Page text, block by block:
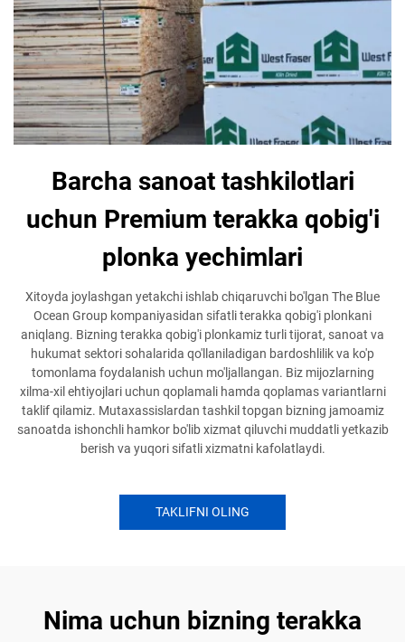
Barcha sanoat tashkilotlari
uchun Premium terakka qobig'i
plonka yechimlari
Xitoyda joylashgan yetakchi ishlab chiqaruvchi bo'lgan The Blue
Ocean Group kompaniyasidan sifatli terakka qobig'i plonkani
aniqlang. Bizning terakka qobig'i plonkamiz turli tijorat, sanoat va
hukumat sektori sohalarida qo'llaniladigan bardoshlilik va ko'p
tomonlama foydalanish uchun mo'ljallangan. Biz mijozlarning
xilma-xil ehtiyojlari uchun qoplamali hamda qoplamas variantlarni
taklif qilamiz. Mutaxassislardan tashkil topgan bizning jamoamiz
sanoatda ishonchli hamkor bo'lib xizmat qiluvchi muddatli yetkazib
berish va yuqori sifatli xizmatni kafolatlaydi.
TAKLIFNI OLING
Nima uchun bizning terakka